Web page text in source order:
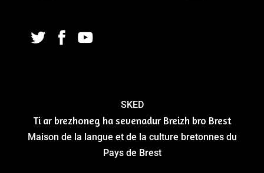
SKED
Ti ar brezhoneg ha sevenadur Breizh bro Brest
Maison de la langue et de la culture bretonnes du
Pays de Brest